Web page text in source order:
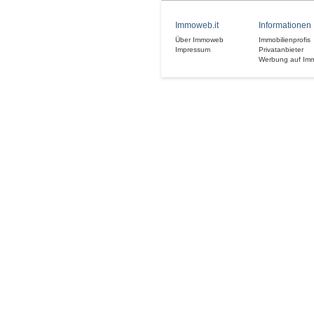
Immoweb.it
Über Immoweb
Impressum
Informationen
Immobilienprofis
Privatanbieter
Werbung auf